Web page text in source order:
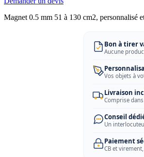
Magnet 0.5 mm 51 à 130 cm2, personnalisé
Bon à tirer
Aucune
Vos objets à
Livraison
Comprise
Conseil
Un
Paiement
CB et